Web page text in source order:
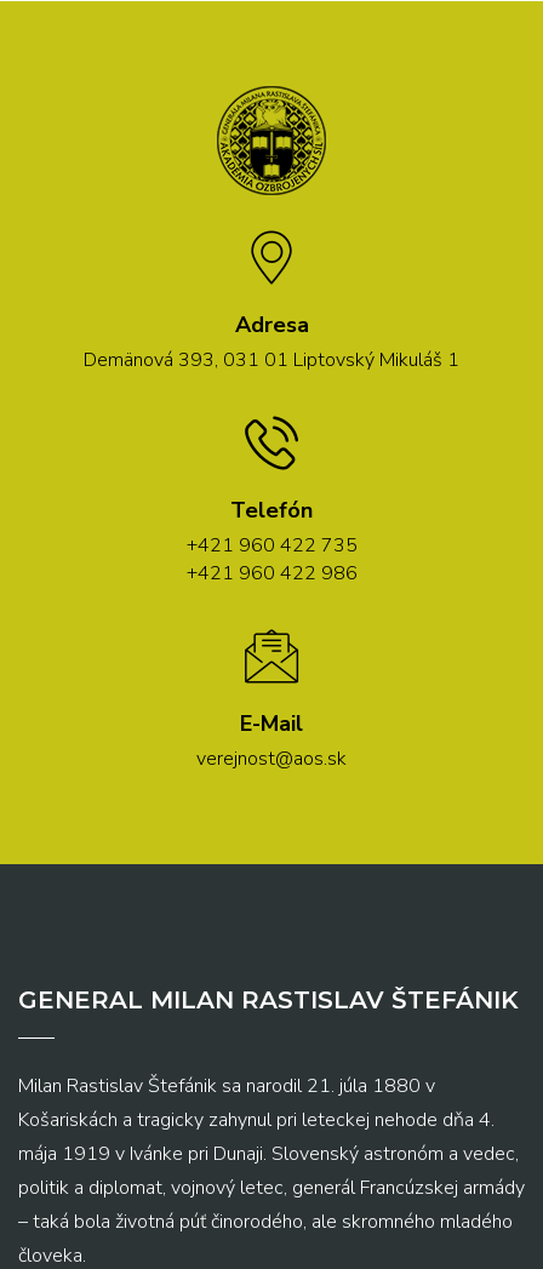
Adresa
Demänová 393, 031 01 Liptovský Mikuláš 1
Telefón
+421 960 422 735
+421 960 422 986
E-Mail
verejnost@aos.sk
GENERAL MILAN RASTISLAV ŠTEFÁNIK
Milan Rastislav Štefánik sa narodil 21. júla 1880 v
Košariskách a tragicky zahynul pri leteckej nehode dňa 4.
mája 1919 v Ivánke pri Dunaji. Slovenský astronóm a vedec,
politik a diplomat, vojnový letec, generál Francúzskej armády
– taká bola životná púť činorodého, ale skromného mladého
človeka.